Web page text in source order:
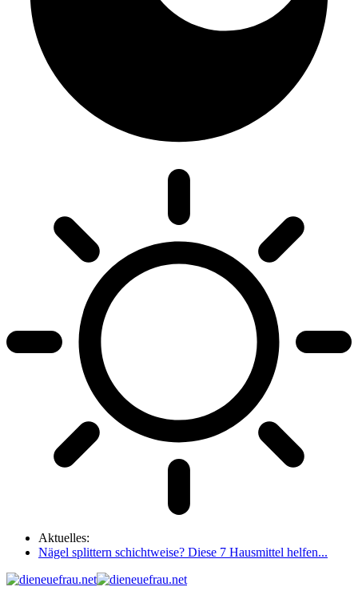
Aktuelles:
Nägel splittern schichtweise? Diese 7 Hausmittel helfen...